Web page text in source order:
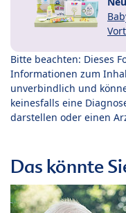
Bitte beachten: Dieses
Informationen zum
unverbindlich und
keinesfalls eine
darstellen oder einen
Das könnte